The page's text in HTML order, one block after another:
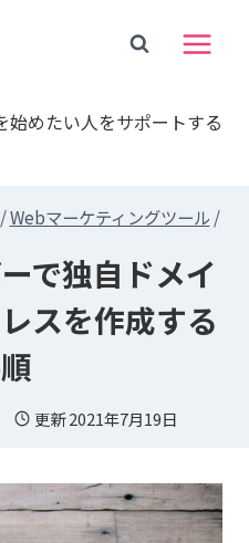
めたい人をサポートする
/Webマーケティングツール /
で独自ドメイ
スを作成する
更新2021年7月19日